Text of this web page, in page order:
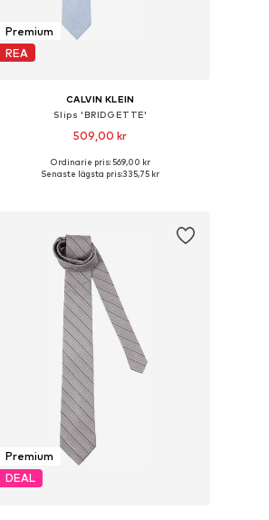
Premium
REA
CALVIN KLEIN
Slips 'BRIDGETTE'
509,00 kr
Tillgängliga storlekar: One Size
Ordinarie pris: 569,00 kr
Senaste lägsta pris:335,75 kr
Premium
DEAL